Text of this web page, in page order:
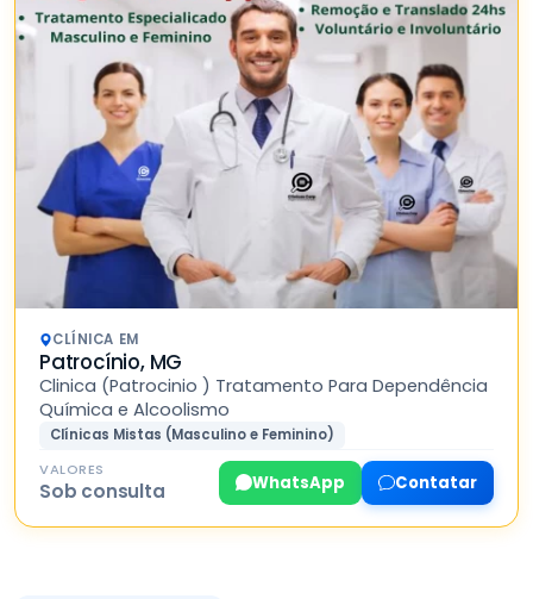
CLÍNICA EM
Patrocínio, MG
Clinica (Patrocinio ) Tratamento Para Dependência
Química e Alcoolismo
Clínicas Mistas (Masculino e Feminino)
VALORES
Sob consulta WhatsApp Contatar